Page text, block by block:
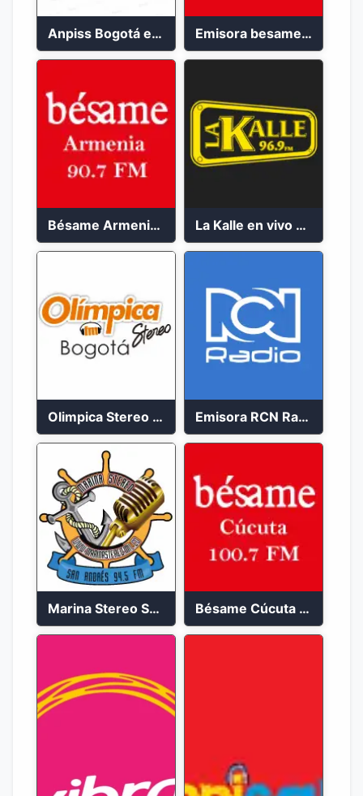
Anpiss Bogotá emisora 2023 Emisora besame medellín 2023
Bésame Armenia en vivo 2023 La Kalle en vivo 2023
Olimpica Stereo Bogotá 105.9 FM Vibrante Emisora RCN Radio 93.9 FM Bogotá
Marina Stereo San Andres 94.5 FM Bésame Cúcuta en vivo 2023